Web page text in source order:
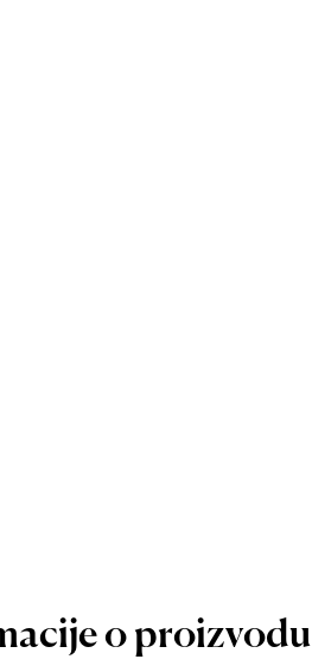
o proizvodu